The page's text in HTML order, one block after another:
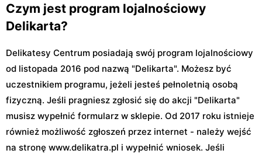
Czym jest program lojalnościowy
Delikarta?
Delikatesy Centrum posiadają swój program lojalnościowy
od listopada 2016 pod nazwą "Delikarta". Możesz być
uczestnikiem programu, jeżeli jesteś pełnoletnią osobą
fizyczną. Jeśli pragniesz zgłosić się do akcji "Delikarta"
musisz wypełnić formularz w sklepie. Od 2017 roku istnieje
również możliwość zgłoszeń przez internet - należy wejść
na stronę www.delikatra.pl i wypełnić wniosek. Jeśli